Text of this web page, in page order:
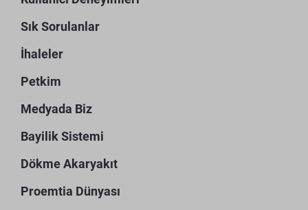
Sık Sorulanlar
İhaleler
Petkim
Medyada Biz
Bayilik Sistemi
Dökme Akaryakıt
Proemtia Dünyası